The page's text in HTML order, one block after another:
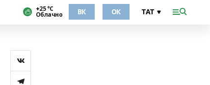
+25 °С
Облачно ВК ОК